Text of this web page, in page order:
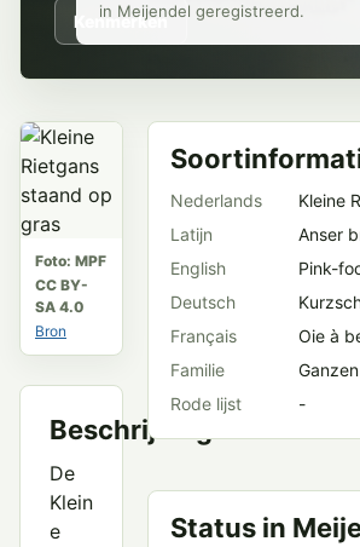
Kenmerken
in Meijendel geregistreerd.
Foto: MPF
CC BY-
SA 4.0
Bron
Beschrijving
De
Klein
e
Nederlands
Kleine
Latijn
Anser
English
Pink-
Deutsch
Français
Oie à
Familie
Ganzen
Rode lijst
-
Status in